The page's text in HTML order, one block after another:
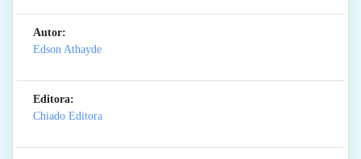
Autor:
Edson Athayde
Editora:
Chiado Editora